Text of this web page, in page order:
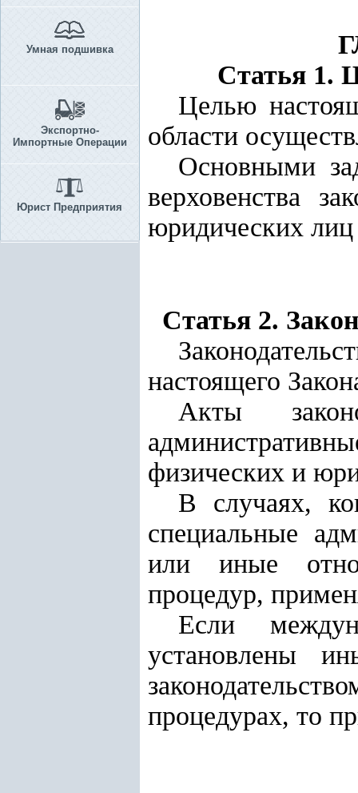
Умная подшивка
Экспортно-
Импортные Операции
Юрист Предприятия
Статья 1.
Целью
области
Основными
верховенства
юридических
Статья 2.
настоящего
Акты
физических и
В случаях,
специальные
или иные
процедур,
Если
установлены
процедурах, то